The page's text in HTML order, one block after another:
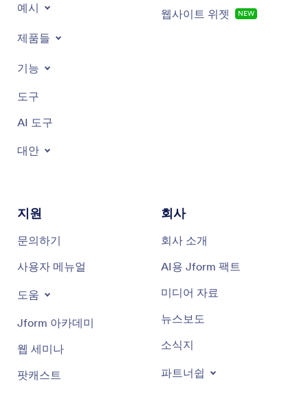
예시
제품들
기능
도구
AI 도구
대안
웹사이트 위젯 NEW
지원
문의하기
사용자 메뉴얼
도움
Jform 아카데미
웹 세미나
팟캐스트
회사
회사 소개
AI용 Jform 팩트
미디어 자료
뉴스보도
소식지
파트너쉽